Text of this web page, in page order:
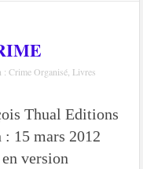
:Crime Organisé, Livres
Thual Editions
15 mars 2012
version